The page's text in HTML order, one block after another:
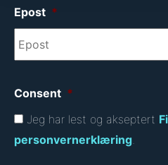
Epost *
Consent *
Jeg har lest og akseptert
personvernerklæring